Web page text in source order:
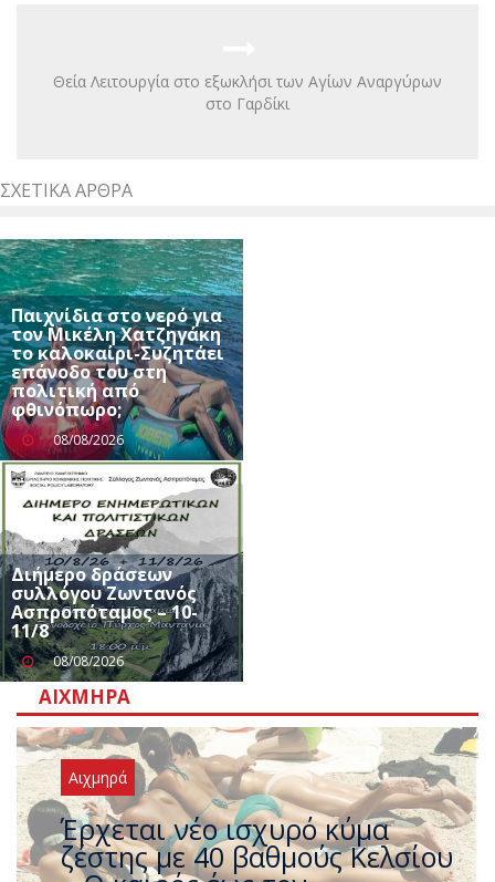
Θεία Λειτουργία στο εξωκλήσι των Αγίων Αναργύρων
στο Γαρδίκι
ΣΧΕΤΙΚΆ ΆΡΘΡΑ
Παιχνίδια στο νερό για
τον Μικέλη Χατζηγάκη
το καλοκαίρι-Συζητάει
επάνοδο του στη
πολιτική από
φθινόπωρο;
08/08/2026
Διήμερο δράσεων
συλλόγου Ζωντανός
Ασπροπόταμος – 10-
11/8
08/08/2026
ΑΙΧΜΗΡΆ
Αιχμηρά
Άφαντος ο Τσίπρας… την ώρα
που η χώρα καίγεται